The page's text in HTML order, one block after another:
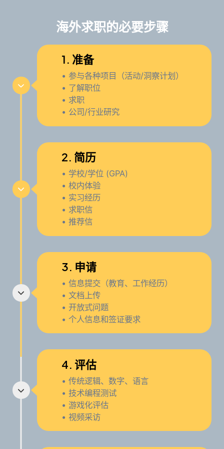
海外求职的必要步骤
1. 准备
• 参与各种项目（活动/洞察计划）
• 了解职位
• 求职
• 公司/行业研究
2. 简历
• 学校/学位 (GPA)
• 校内体验
• 实习经历
• 求职信
• 推荐信
3. 申请
• 信息提交（教育、工作经历）
• 文档上传
• 开放式问题
• 个人信息和签证要求
4. 评估
• 传统逻辑、数字、语言
• 技术编程测试
• 游戏化评估
• 视频采访